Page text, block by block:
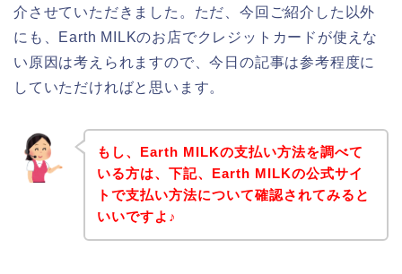
介させていただきました。ただ、今回ご紹介した以外
にも、Earth MILKのお店でクレジットカードが使えな
い原因は考えられますので、今日の記事は参考程度に
していただければと思います。
もし、Earth MILKの支払い方法を調べて
いる方は、下記、Earth MILKの公式サイ
トで支払い方法について確認されてみると
いいですよ♪